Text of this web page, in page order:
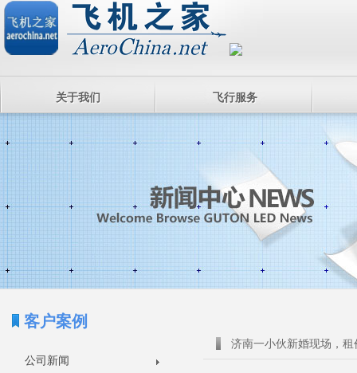
关于我们 飞行服务
客户案例
公司新闻
济南一小伙新婚现场，